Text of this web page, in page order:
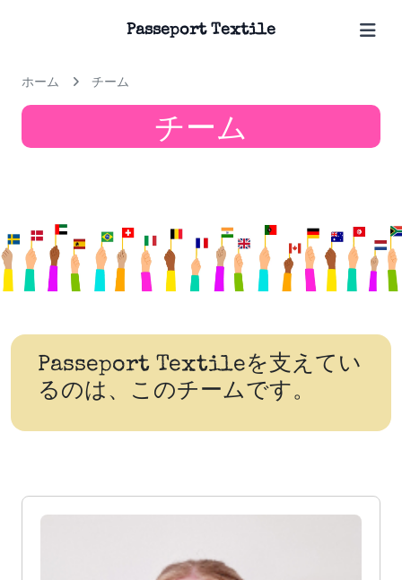
Passeport Textile
ホーム チーム
チーム
Passeport Textileを支えてい
るのは、このチームです。